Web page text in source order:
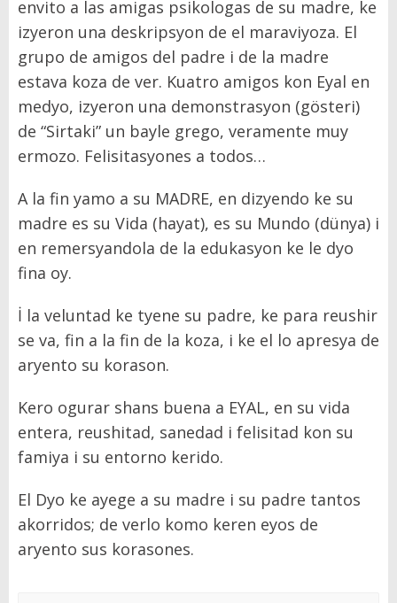
envito a las amigas psikologas de su madre, ke
izyeron una deskripsyon de el maraviyoza. El
grupo de amigos del padre i de la madre
estava koza de ver. Kuatro amigos kon Eyal en
medyo, izyeron una demonstrasyon (gösteri)
de “Sirtaki” un bayle grego, veramente muy
ermozo. Felisitasyones a todos…
A la fin yamo a su MADRE, en dizyendo ke su
madre es su Vida (hayat), es su Mundo (dünya) i
en remersyandola de la edukasyon ke le dyo
fina oy.
İ la veluntad ke tyene su padre, ke para reushir
se va, fin a la fin de la koza, i ke el lo apresya de
aryento su korason.
Kero ogurar shans buena a EYAL, en su vida
entera, reushitad, sanedad i felisitad kon su
famiya i su entorno kerido.
El Dyo ke ayege a su madre i su padre tantos
akorridos; de verlo komo keren eyos de
aryento sus korasones.